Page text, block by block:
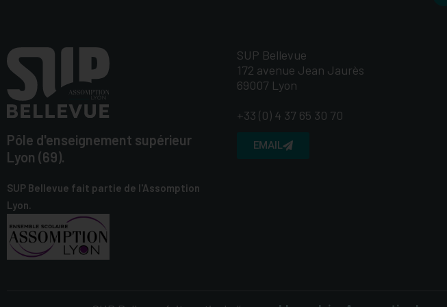
Pôle d'enseignement supérieur
Lyon (69).
SUP Bellevue fait partie de l'Assomption
Lyon.
SUP Bellevue
172 avenue Jean Jaurès
69007 Lyon
+33 (0) 4 37 65 30 70
EMAIL